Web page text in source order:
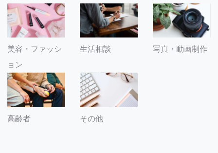
美容・ファッシ
ョン
生活相談 写真・動画制作
高齢者 その他